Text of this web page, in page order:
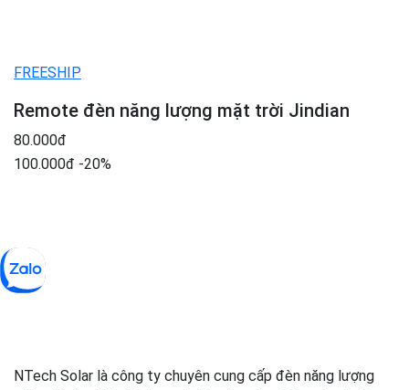
FREESHIP
Remote đèn năng lượng mặt trời Jindian
80.000đ
100.000đ -20%
NTech Solar là công ty chuyên cung cấp đèn năng lượng